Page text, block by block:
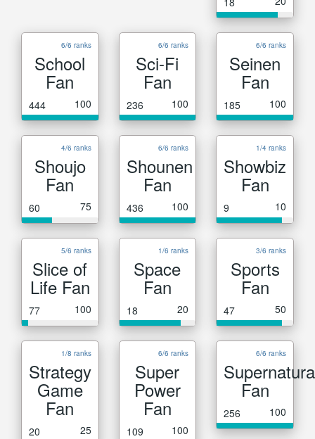
6/6 ranks
School
Fan
444 100
6/6 ranks
Sci-Fi
Fan
236 100
6/6 ranks
Seinen
Fan
185 100
4/6 ranks
Shoujo
Fan
60 75
6/6 ranks
Shounen
Fan
436 100
1/4 ranks
Showbiz
Fan
9 10
5/6 ranks
Slice of
Life Fan
77 100
1/6 ranks
Space
Fan
18 20
3/6 ranks
Sports
Fan
47 50
1/8 ranks
Strategy
Game
Fan
20 25
6/6 ranks
Super
Power
Fan
109 100
6/6 ranks
Fan
256 100